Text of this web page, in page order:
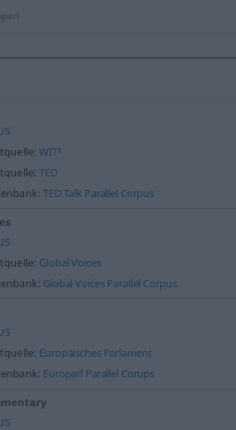
WIT³
TED
TED Talk Parallel Corpus
Global Voices
Global Voices Parallel Corpus
Europäisches Parlament
Europarl Parallel Corups